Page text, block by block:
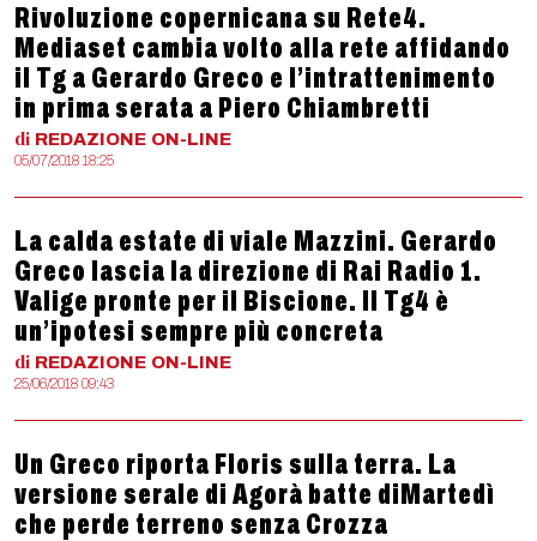
Rivoluzione copernicana su Rete4.
Mediaset cambia volto alla rete affidando
il Tg a Gerardo Greco e l’intrattenimento
in prima serata a Piero Chiambretti
di REDAZIONE ON-LINE
05/07/2018 18:25
La calda estate di viale Mazzini. Gerardo
Greco lascia la direzione di Rai Radio 1.
Valige pronte per il Biscione. Il Tg4 è
un’ipotesi sempre più concreta
di REDAZIONE ON-LINE
25/06/2018 09:43
Un Greco riporta Floris sulla terra. La
versione serale di Agorà batte diMartedì
che perde terreno senza Crozza